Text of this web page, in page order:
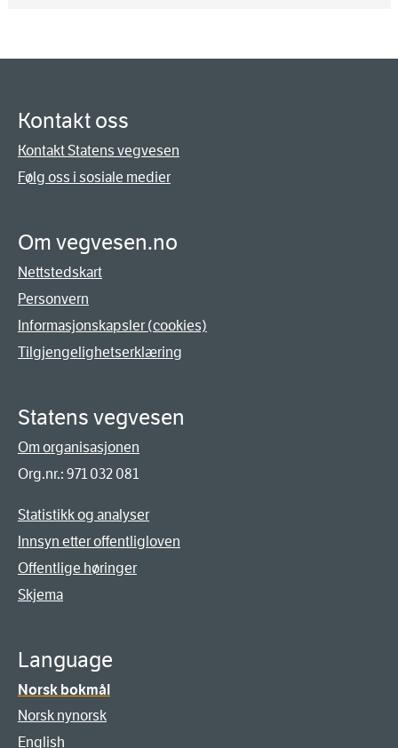
Kontakt oss
Kontakt Statens vegvesen
Følg oss i sosiale medier
Om vegvesen.no
Nettstedskart
Personvern
Informasjonskapsler (cookies)
Tilgjengelighetserklæring
Statens vegvesen
Om organisasjonen
Org.nr.: 971 032 081
Statistikk og analyser
Innsyn etter offentligloven
Offentlige høringer
Skjema
Language
Norsk bokmål
Norsk nynorsk
English